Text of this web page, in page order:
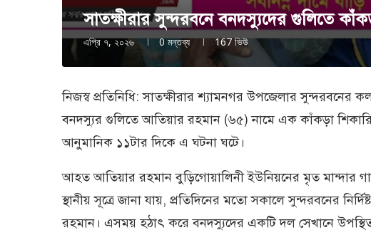
সাতক্ষীরার সুন্দরবনে বনদস্যুদের গুলিতে
এপ্রি ৭, ২০২৬ 0 মন্তব্য 167ভিউ
নিজস্ব প্রতিনিধি: সাতক্ষীরার শ্যামনগর উপজেলার সুন্দরবনের
বনদস্যুর গুলিতে আতিয়ার রহমান (৬৫) নামে এক কাঁকড়া
আনুমানিক ১১টার দিকে এ ঘটনা ঘটে।
আহত আতিয়ার রহমান বুড়িগোয়ালিনী ইউনিয়নের মৃত মান্দার
স্থানীয় সূত্রে জানা যায়, প্রতিদিনের মতো সকালে সুন্দরবনের
রহমান। এসময় হঠাৎ করে বনদস্যুদের একটি দল সেখানে